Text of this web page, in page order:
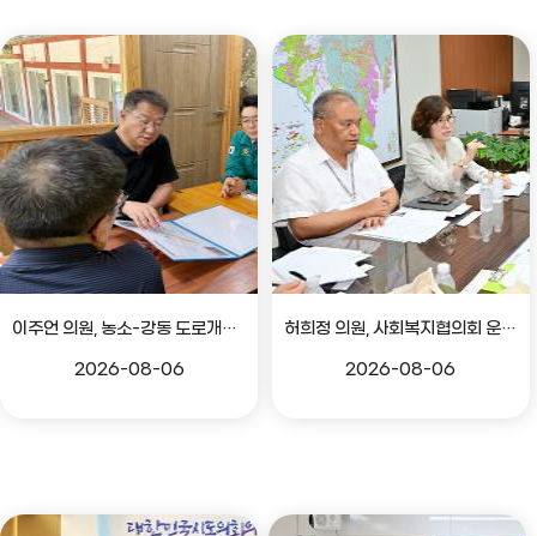
이주언 의원, 농소-강동 도로개설 민원 현장 점검
2026-08-06
허희정 의원, 사회복지협의회 운영 관련 간담회
2026-08-06